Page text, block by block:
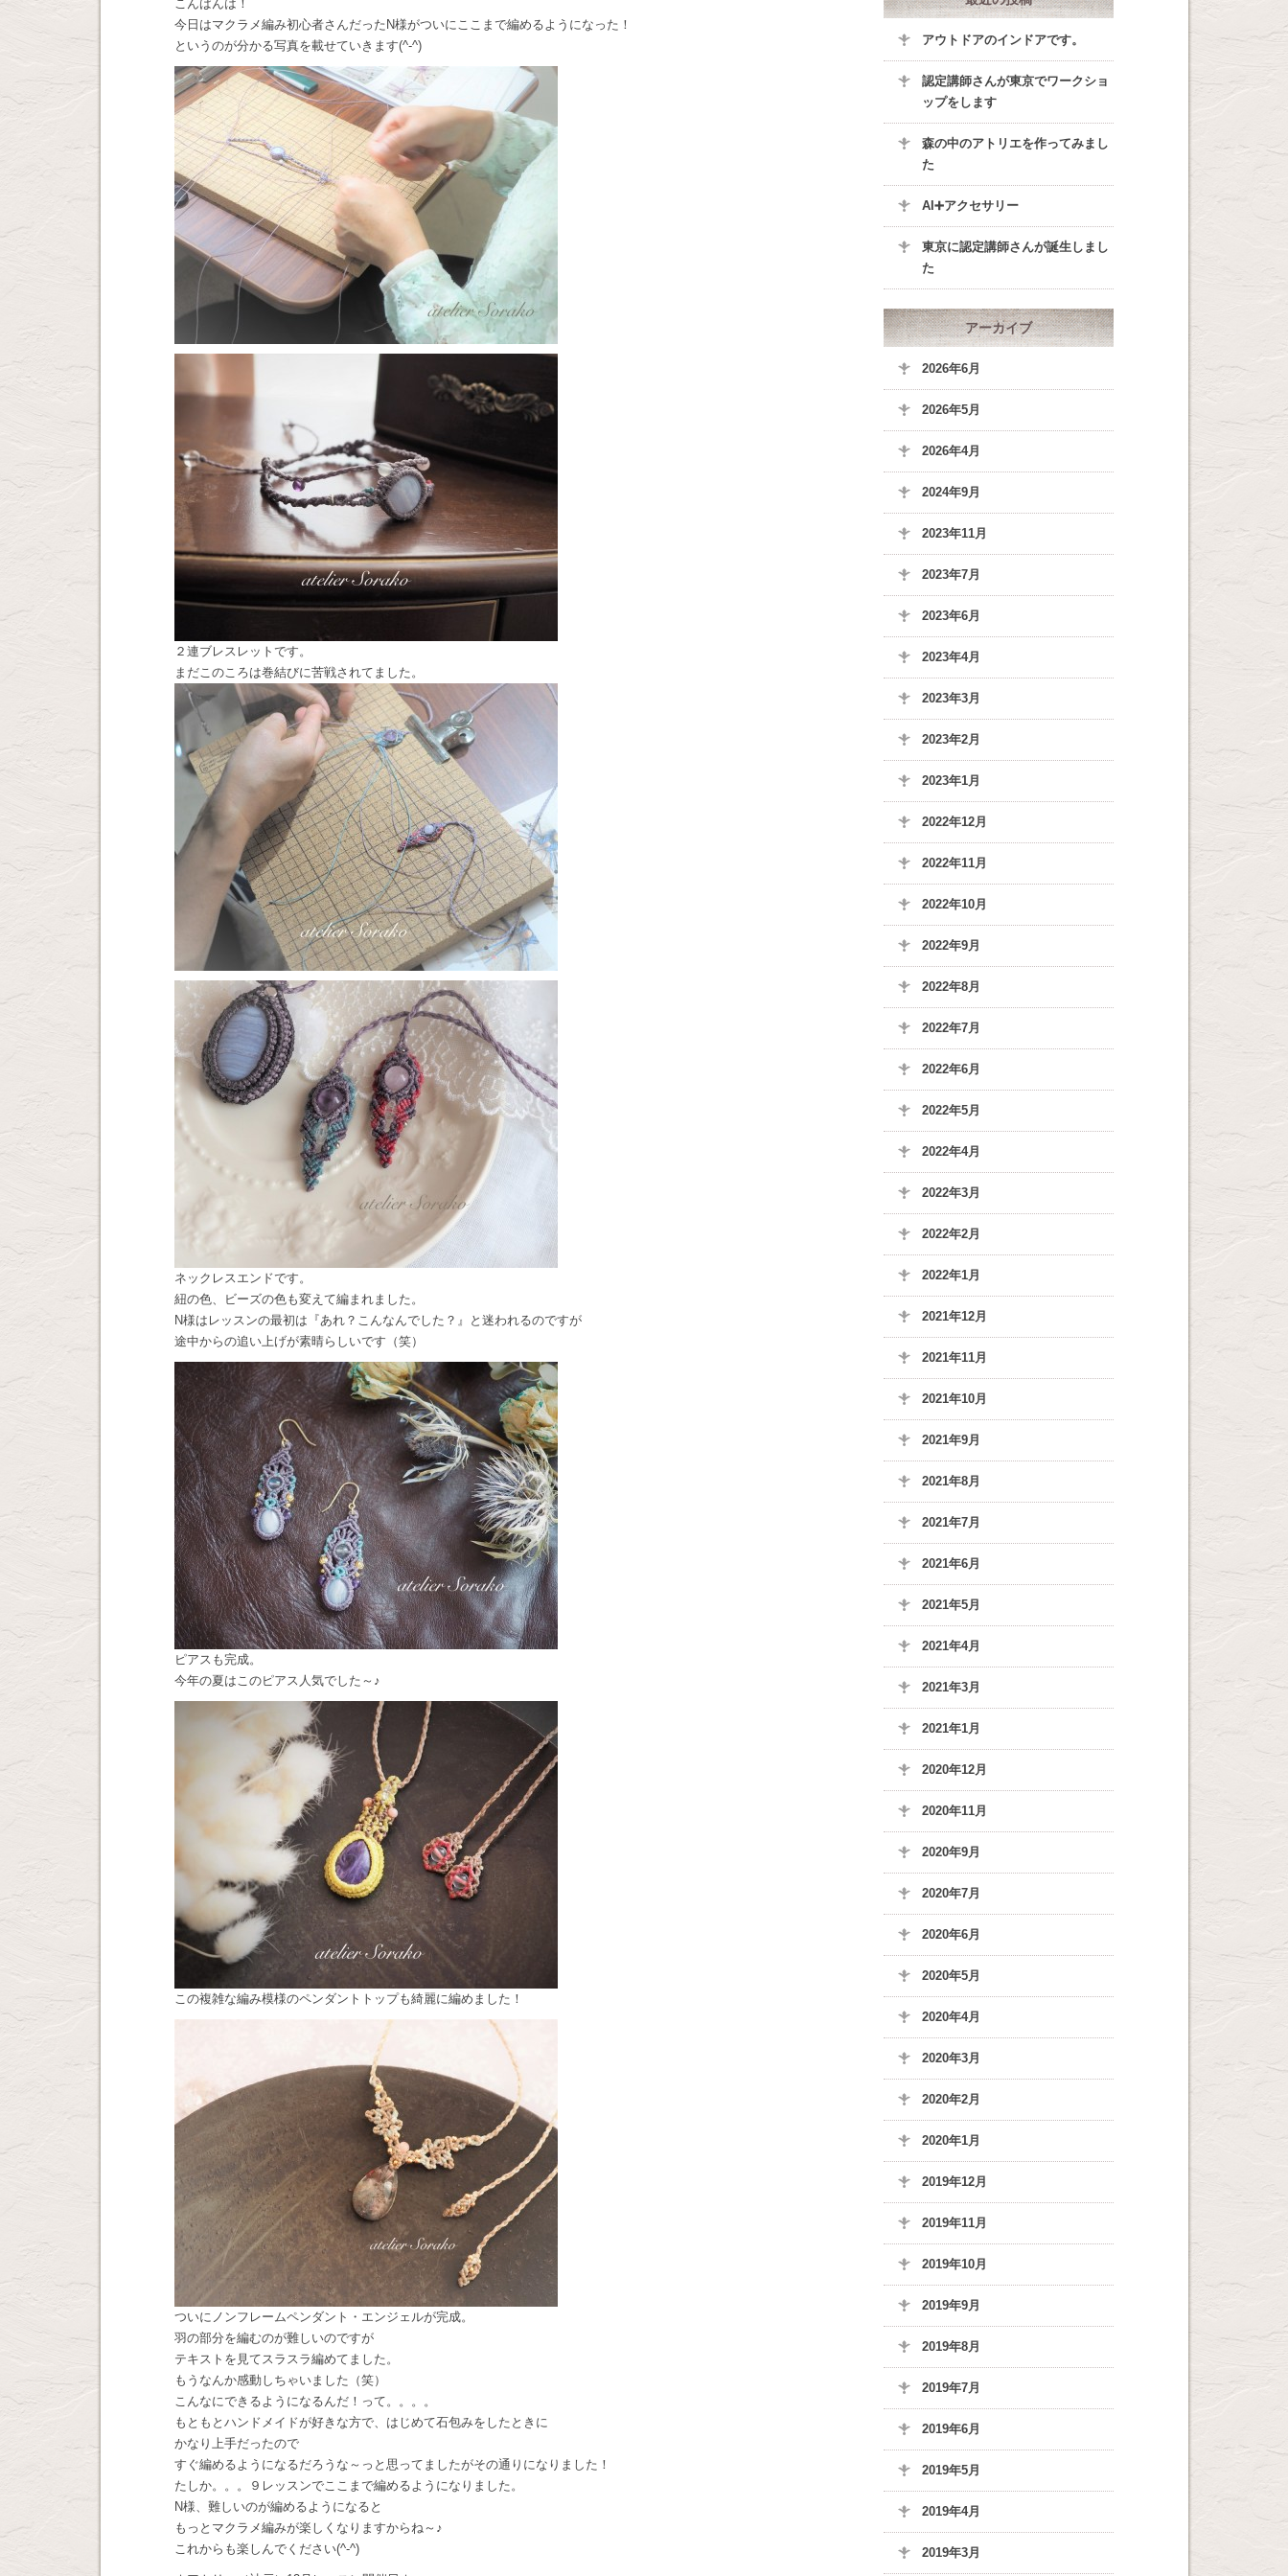
こんばんは！
今日はマクラメ編み初心者さんだったN様がついにここまで編めるようになった！
というのが分かる写真を載せていきます(^-^)
２連ブレスレットです。
まだこのころは巻結びに苦戦されてました。
ネックレスエンドです。
紐の色、ビーズの色も変えて編まれました。
N様はレッスンの最初は『あれ？こんなんでした？』と迷われるのですが
途中からの追い上げが素晴らしいです（笑）
ピアスも完成。
今年の夏はこのピアス人気でした～♪
この複雑な編み模様のペンダントトップも綺麗に編めました！
ついにノンフレームペンダント・エンジェルが完成。
羽の部分を編むのが難しいのですが
テキストを見てスラスラ編めてました。
もうなんか感動しちゃいました（笑）
こんなにできるようになるんだ！って。。。。
もともとハンドメイドが好きな方で、はじめて石包みをしたときに
かなり上手だったので
すぐ編めるようになるだろうな～っと思ってましたがその通りになりました！
たしか。。。９レッスンでここまで編めるようになりました。
N様、難しいのが編めるようになると
もっとマクラメ編みが楽しくなりますからね～♪
これからも楽しんでください(^-^)
アウトドアのインドアです。
認定講師さんが東京でワークショ
ップをします
森の中のアトリエを作ってみまし
た
AI➕アクセサリー
東京に認定講師さんが誕生しまし
た
アーカイブ
2026年6月
2026年5月
2026年4月
2024年9月
2023年11月
2023年7月
2023年6月
2023年4月
2023年3月
2023年2月
2023年1月
2022年12月
2022年11月
2022年10月
2022年9月
2022年8月
2022年7月
2022年6月
2022年5月
2022年4月
2022年3月
2022年2月
2022年1月
2021年12月
2021年11月
2021年10月
2021年9月
2021年8月
2021年7月
2021年6月
2021年5月
2021年4月
2021年3月
2021年1月
2020年12月
2020年11月
2020年9月
2020年7月
2020年6月
2020年5月
2020年4月
2020年3月
2020年2月
2020年1月
2019年12月
2019年11月
2019年10月
2019年9月
2019年8月
2019年7月
2019年6月
2019年5月
2019年4月
2019年3月